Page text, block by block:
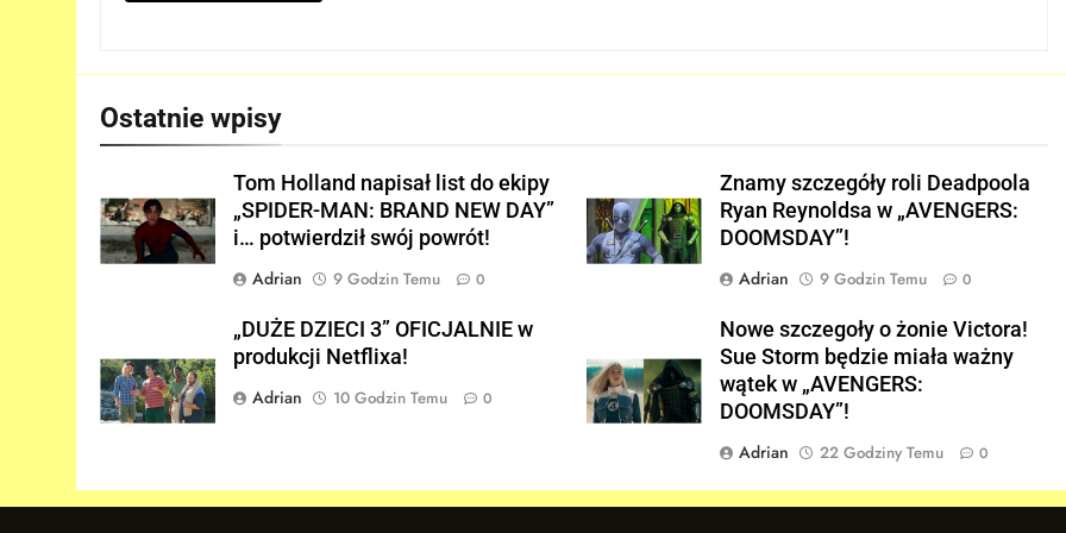
Ostatnie wpisy
Tom Holland napisał list do ekipy
„SPIDER-MAN: BRAND NEW DAY”
i… potwierdził swój powrót!
Adrian
9 Godzin Temu 0
Znamy szczegóły roli Deadpoola
Ryan Reynoldsa w „AVENGERS:
DOOMSDAY”!
Adrian
9 Godzin Temu 0
„DUŻE DZIECI 3” OFICJALNIE w
produkcji Netflixa!
Adrian
10 Godzin Temu 0
Nowe szczegoły o żonie Victora!
Sue Storm będzie miała ważny
wątek w „AVENGERS:
DOOMSDAY”!
Adrian
22 Godziny Temu 0
„AVENGERS: DOOMSDAY”!
7
Nowy TRAILER „GTA VI”
NETFLIX!
GRY
8
ulepszony kostium Thora w
„AVENGERS: DOOMSDAY”!
FILMY
1
Kit Connor dołączy do obsady